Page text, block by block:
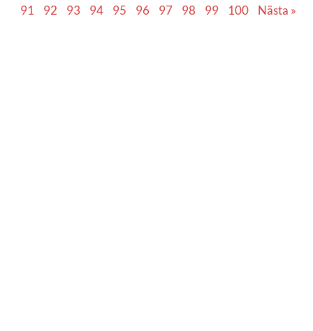
91
92 93 94 95 96 97 98 99 100 Nästa »